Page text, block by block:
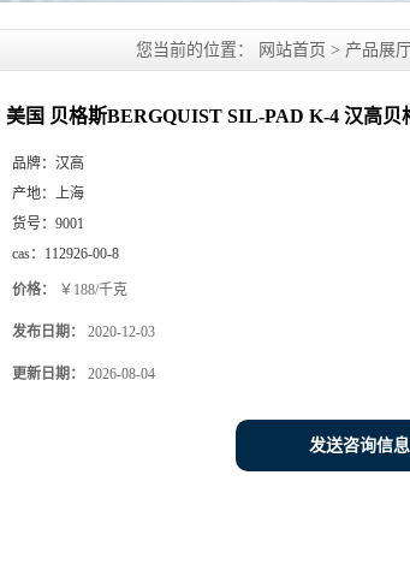
您当前的位置： 网站首页 > 产品展厅
美国 贝格斯BERGQUIST SIL-PAD K-4 汉高贝
品牌： 汉高
产地： 上海
货号： 9001
cas： 112926-00-8
价格： ￥188/千克
发布日期： 2020-12-03
更新日期： 2026-08-04
发送咨询信息